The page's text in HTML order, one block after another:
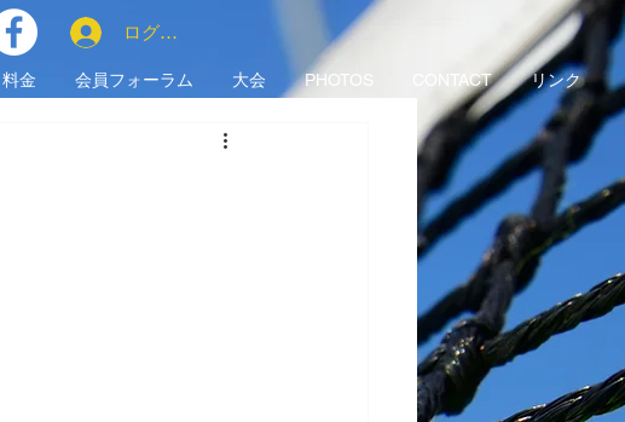
料金 会員フォーラム 大会 PHOTOS CONTACT リンク
ログイン